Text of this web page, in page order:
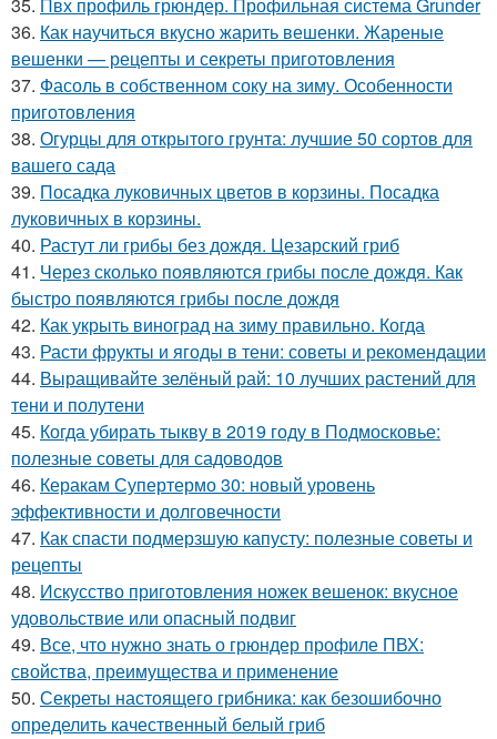
35. Пвх профиль грюндер. Профильная система Grunder
36. Как научиться вкусно жарить вешенки. Жареные
вешенки — рецепты и секреты приготовления
37. Фасоль в собственном соку на зиму. Особенности
приготовления
38. Огурцы для открытого грунта: лучшие 50 сортов для
вашего сада
39. Посадка луковичных цветов в корзины. Посадка
луковичных в корзины.
40. Растут ли грибы без дождя. Цезарский гриб
41. Через сколько появляются грибы после дождя. Как
быстро появляются грибы после дождя
42. Как укрыть виноград на зиму правильно. Когда
43. Расти фрукты и ягоды в тени: советы и рекомендации
44. Выращивайте зелёный рай: 10 лучших растений для
тени и полутени
45. Когда убирать тыкву в 2019 году в Подмосковье:
полезные советы для садоводов
46. Керакам Супертермо 30: новый уровень
эффективности и долговечности
47. Как спасти подмерзшую капусту: полезные советы и
рецепты
48. Искусство приготовления ножек вешенок: вкусное
удовольствие или опасный подвиг
49. Все, что нужно знать о грюндер профиле ПВХ:
свойства, преимущества и применение
50. Секреты настоящего грибника: как безошибочно
определить качественный белый гриб